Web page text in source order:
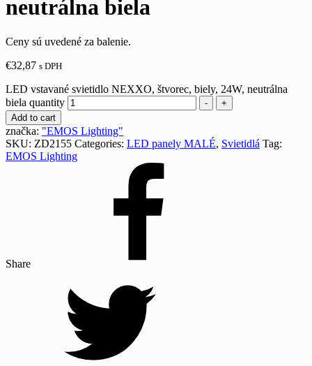
neutrálna biela
Ceny sú uvedené za balenie.
€32,87 s DPH
LED vstavané svietidlo NEXXO, štvorec, biely, 24W, neutrálna
biela quantity
-
+
Add to cart
značka: "EMOS Lighting"
SKU: ZD2155 Categories: LED panely MALÉ, Svietidlá Tag:
EMOS Lighting
Share